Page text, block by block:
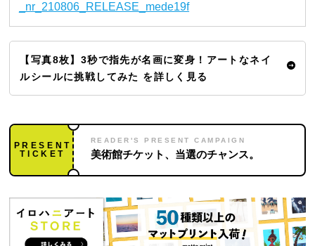
_nr_210806_RELEASE_mede19f
【写真8枚】3秒で指先が名画に変身！アートなネイ
ルシールに挑戦してみた を詳しく見る
PRESENT
TICKET
READER'S PRESENT CAMPAIGN
美術館チケット、当選のチャンス。